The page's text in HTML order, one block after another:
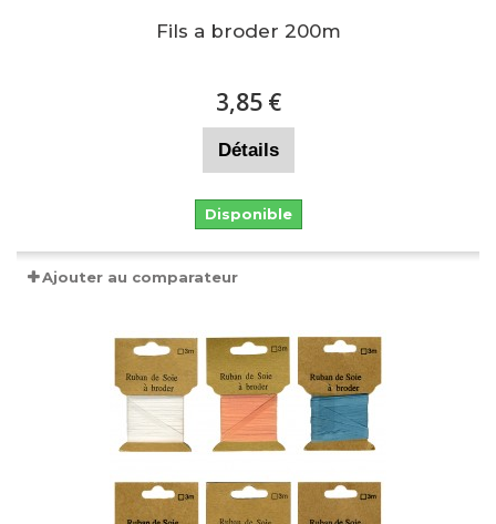
Fils a broder 200m
3,85 €
Détails
Disponible
Ajouter au comparateur